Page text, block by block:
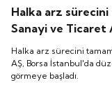
Halka arz
Sanayi ve Ticaret
gong töreniyle
başladı.
Halka arz sürecini
AŞ, Borsa İstanbul'da
görmeye başladı.